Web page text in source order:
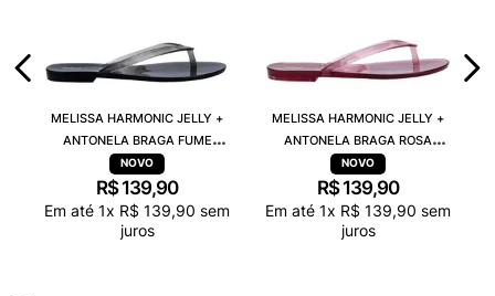
MELISSA HARMONIC JELLY +
ANTONELA BRAGA FUME
TRANSPARENTE 38263
R$ 139,90
Em até 1x R$ 139,90 sem
juros
MELISSA HARMONIC JELLY +
ANTONELA BRAGA ROSA
TRANSPARENTE 38263
R$ 139,90
Em até 1x R$ 139,90 sem
juros